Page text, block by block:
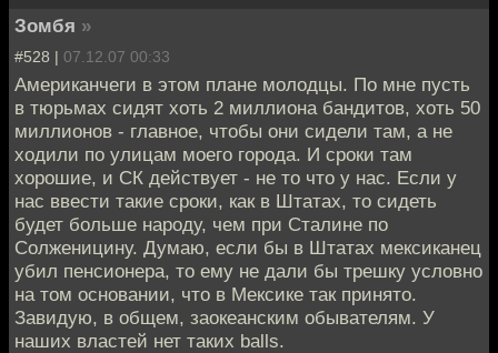
Зомбя »
#528 | 07.12.07 00:33
Американчеги в этом плане молодцы. По мне пусть
в тюрьмах сидят хоть 2 миллиона бандитов, хоть 50
миллионов - главное, чтобы они сидели там, а не
ходили по улицам моего города. И сроки там
хорошие, и СК действует - не то что у нас. Если у
нас ввести такие сроки, как в Штатах, то сидеть
будет больше народу, чем при Сталине по
Солженицину. Думаю, если бы в Штатах мексиканец
убил пенсионера, то ему не дали бы трешку условно
на том основании, что в Мексике так принято.
Завидую, в общем, заокеанским обывателям. У
наших властей нет таких balls.